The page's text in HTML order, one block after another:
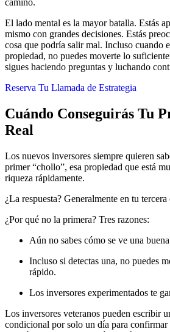
El lado mental es la mayor batalla. Estás
mismo con grandes decisiones. Estás
cosa que podría salir mal. Incluso cuando
propiedad, no puedes moverte lo
sigues haciendo preguntas y luchando
Reserva Tu Llamada de Estrategia
Cuándo Conseguirás Tu
Real
Los nuevos inversores siempre quieren
primer “chollo”, esa propiedad que está
riqueza rápidamente.
¿La respuesta? Generalmente en tu
¿Por qué no la primera? Tres razones:
Aún no sabes cómo se ve una
Incluso si detectas una, no puedes
rápido.
Los inversores experimentados te
Los inversores veteranos pueden escribir
condicional por solo un día para